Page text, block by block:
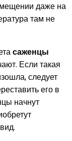
даже на
там не
саженцы
Если такая
следует
его в
начнут